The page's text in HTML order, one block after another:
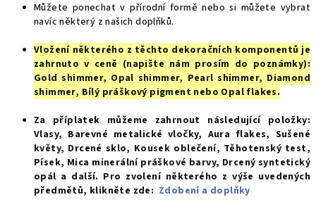
Můžete ponechat v přírodní formě nebo si můžete vybrat
navíc některý z našich doplňků.
Vložení některého z těchto dekoračních komponentů je
zahrnuto v ceně (napište nám prosím do poznámky):
Gold shimmer, Opal shimmer, Pearl shimmer, Diamond
shimmer, Bílý práškový pigment nebo Opal flakes.
Za příplatek můžeme zahrnout následující položky:
Vlasy, Barevné metalické vločky, Aura flakes, Sušené
květy, Drcené sklo, Kousek oblečení, Těhotenský test,
Písek, Mica minerální práškové barvy, Drcený syntetický
opál a další. Pro zvolení některého z výše uvedených
předmětů, klikněte zde: Zdobení a doplňky